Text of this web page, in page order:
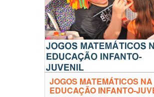
JOGOS MATEMÁTICOS NA
EDUCAÇÃO INFANTO-